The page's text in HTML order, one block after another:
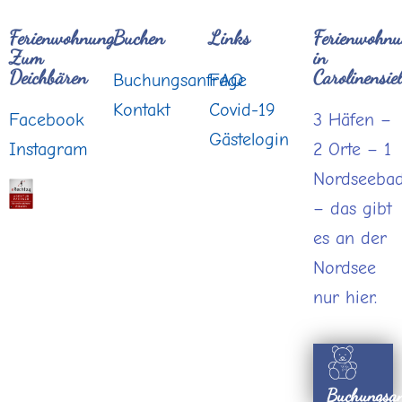
Ferienwohnung
Zum
Deichbären
Facebook
Instagram
Buchen
Buchungsanfrage
Kontakt
Links
FAQ
Covid-19
Gästelogin
in
Carolinensiel
3 Häfen –
2 Orte – 1
– das gibt
es an der
Nordsee
nur hier.